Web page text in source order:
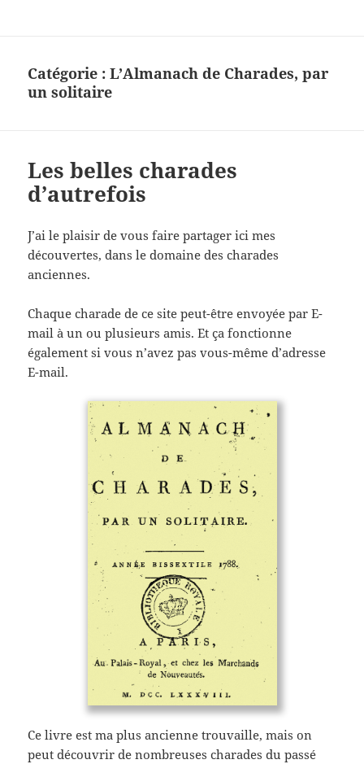
devinettes, pour enfants.
Catégorie :L’Almanach de Charades, par
un solitaire
Les belles charades
d’autrefois
J’ai le plaisir de vous faire partager ici mes
découvertes, dans le domaine des charades
anciennes.
Chaque charade de ce site peut-être envoyée par E-
mail à un ou plusieurs amis. Et ça fonctionne
également si vous n’avez pas vous-même d’adresse
E-mail.
Ce livre est ma plus ancienne trouvaille, mais on
peut découvrir de nombreuses charades du passé